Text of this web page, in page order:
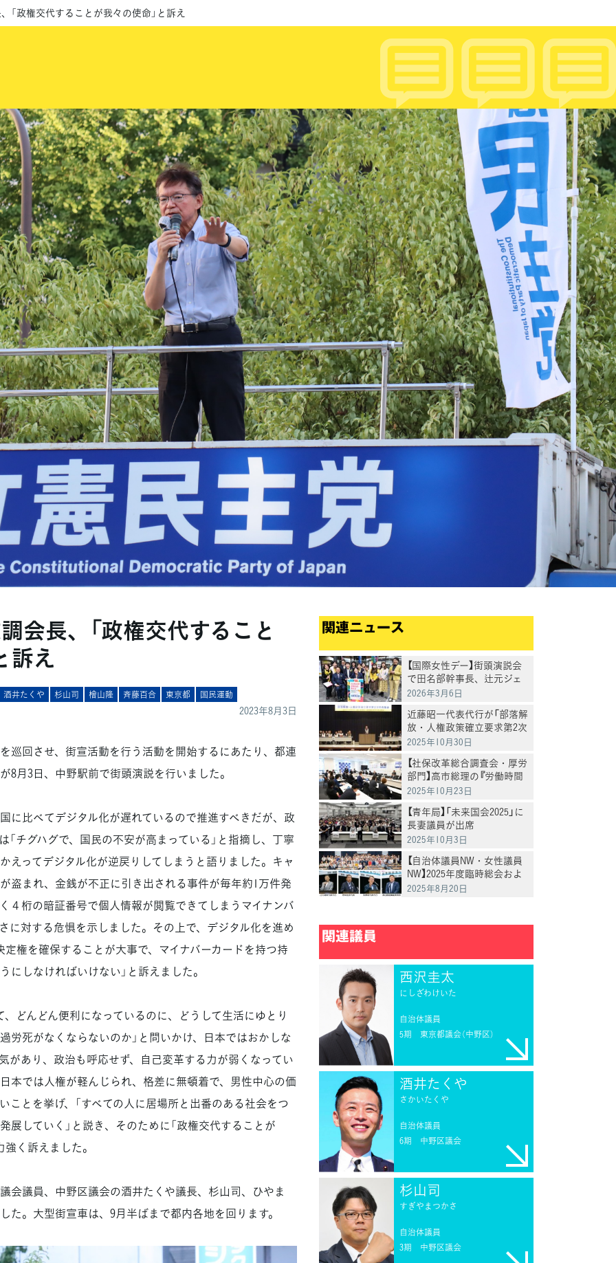
「政権交代することが我々の使命」と訴え
会長、「政権交代すること
訴え
酒井たくや 杉山司 檜山隆 斉藤百合 東京都 国民運動
2023年8月3日
回させ、街宣活動を行う活動を開始するにあたり、都連
8月3日、中野駅前で街頭演説を行いました。
比べてデジタル化が遅れているので推進すべきだが、政
チグハグで、国民の不安が高まっている」と指摘し、丁寧
えってデジタル化が逆戻りしてしまうと語りました。キャ
盗まれ、金銭が不正に引き出される事件が毎年約1万件発
４桁の暗証番号で個人情報が閲覧できてしまうマイナンバ
に対する危惧を示しました。その上で、デジタル化を進め
定権を確保することが大事で、マイナバーカードを持つ持
しなければいけない」と訴えました。
どんどん便利になっているのに、どうして生活にゆとり
労死がなくならないのか」と問いかけ、日本ではおかしな
があり、政治も呼応せず、自己変革する力が弱くなってい
本では人権が軽んじられ、格差に無頓着で、男性中心の価
ことを挙げ、「すべての人に居場所と出番のある社会をつ
展していく」と説き、そのために「政権交代することが
く訴えました。
議員、中野区議会の酒井たくや議長、杉山司、ひやま
た。大型街宣車は、9月半ばまで都内各地を回ります。
関連ニュース
【国際女性デー】街頭演説会
で田名部幹事長、辻元ジェ
ンダー本部長らが訴え
2026年3月6日
近藤昭一代表代行が「部落解
放・人権政策確立要求第2次
中央集会」に出席し、あいさ
2025年10月30日
【社保改革総合調査会・厚労
部門】高市総理の『労働時間
規制の緩和検討』について、
護団よりヒアリング
2025年10月23日
【青年局】「未来国会2025」に
長妻議員が出席
2025年10月3日
【自治体議員NW・女性議員
NW】2025年度臨時総会およ
び合同夏季研修会を開催
2025年8月20日
関連議員
西沢圭太
にしざわけいた
自治体議員
5期 東京都議会（中野区）
酒井たくや
さかいたくや
自治体議員
6期 中野区議会
杉山司
すぎやまつかさ
自治体議員
3期 中野区議会